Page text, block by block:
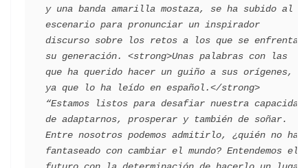
y una banda amarilla mostaza, se ha subido al
escenario para pronunciar un inspirador
discurso sobre los retos a los que se enfrenta
su generación. <strong>Unas palabras con las
que ha querido hacer un guiño a sus orígenes,
ya que lo ha leído en español.</strong>
“Estamos listos para desafiar nuestra capacidad
de adaptarnos, prosperar y también de soñar.
Entre nosotros podemos admitirlo, ¿quién no ha
fantaseado con cambiar el mundo? Entendemos el